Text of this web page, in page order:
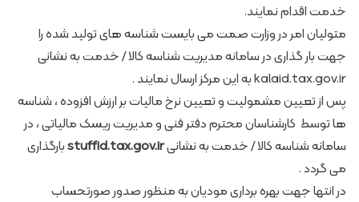
خدمت اقدام نمایند.
متولیان امر در وزارت صمت می بایست شناسه های تولید شده را
جهت بار گذاری در سامانه مدیریت شناسه کالا / خدمت به نشانی
kalaid.tax.gov.ir به این مرکز ارسال نمایند .
پس از تعیین مشمولیت و تعیین نرخ مالیات بر ارزش افزوده ، شناسه
ها توسط کارشناسان محترم دفتر فنی و مدیریت ریسک مالیاتی ، در
سامانه شناسه کالا / خدمت به نشانیstuffid.tax.gov.ir
بارگذاری
می گردد .
در انتها جهت بهره برداری مودیان به منظور صدور صورتحساب